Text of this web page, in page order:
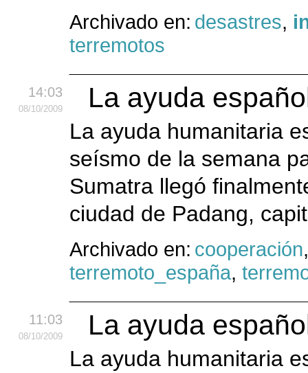
Archivado en: desastres,
terremotos
14:03
08/10/2009 La ayuda
La ayuda humanitaria
seísmo de la semana
Sumatra llegó
ciudad de Padang,
Archivado en: cooperación
terremoto_españa,
11:03
08/10/2009 La ayuda
La ayuda humanitaria